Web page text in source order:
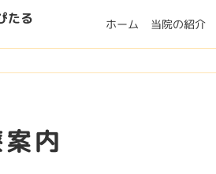
たる ホーム 当院の紹介
内